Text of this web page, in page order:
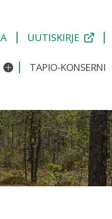
UUTISKIRJE
Avaa/sulje alavalikko
TAPIO-KONSERNI